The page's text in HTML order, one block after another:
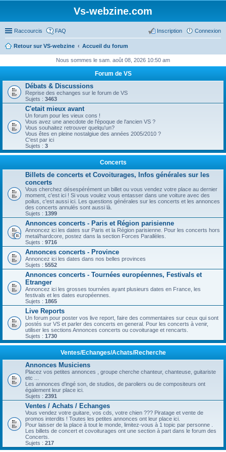
Vs-webzine.com
Raccourcis FAQ Connexion
Inscription
Retour sur VS-webzine Accueil du forum
Nous sommes le sam. août 08, 2026 10:50 am
Forum de VS
Débats & Discussions
Reprise des echanges sur le forum de VS
Sujets : 3463
C'etait mieux avant
Un forum pour les vieux cons !
Vous avez une anecdote de l'époque de l'ancien VS ?
Vous souhaitez retrouver quelqu'un?
Vous êtes en pleine nostalgiue des années 2005/2010 ?
C'est par ici
Sujets : 3
Concerts
Billets de concerts et Covoiturages, Infos générales sur les
concerts
Vous cherchez désespérément un billet ou vous vendez votre place au dernier
moment, c'est ici ! Si vous voulez vous entasser dans une voiture avec des
poilus, c'est aussi ici. Les questions générales sur les concerts et les annonces
des concerts annulés sont aussi là.
Sujets : 1399
Annonces concerts - Paris et Région parisienne
Annoncez ici les dates sur Paris et la Région parisienne. Pour les concerts hors
metal/hardcore, postez dans la section Forces Parallèles.
Sujets : 9716
Annonces concerts - Province
Annoncez ici les dates dans nos belles provinces
Sujets : 5552
Annonces concerts - Tournées européennes, Festivals et
Etranger
Annoncez ici les grosses tournées ayant plusieurs dates en France, les
festivals et les dates européennes.
Sujets : 1865
Live Reports
Un forum pour poster vos live report, faire des commentaires sur ceux qui sont
postés sur VS et parler des concerts en general. Pour les concerts à venir,
utiliser les sections Annonces concerts ou covoiturage et rencarts.
Sujets : 1730
Ventes/Echanges/Achats/Recherche
Annonces Musiciens
Placez vos petites annonces , groupe cherche chanteur, chanteuse, guitariste
etc ...
Les annonces d'ingé son, de studios, de paroliers ou de compositeurs ont
également leur place ici.
Sujets : 2391
Ventes / Achats / Echanges
Vous vendez votre guitare, vos cds, votre chien ??? Piratage et vente de
promos interdits ! Toutes les petites annonces ont leur place ici.
Pour laisser de la place à tout le monde, limitez-vous à 1 topic par personne .
Les billets de concert et covoiturages ont une section à part dans le forum des
Concerts.
Sujets : 217